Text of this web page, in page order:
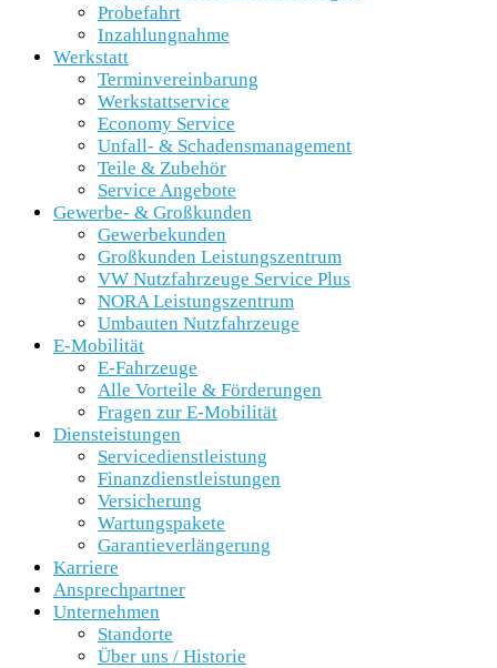
Probefahrt
Inzahlungnahme
Werkstatt
Terminvereinbarung
Werkstattservice
Economy Service
Unfall- & Schadensmanagement
Teile & Zubehör
Service Angebote
Gewerbe- & Großkunden
Gewerbekunden
Großkunden Leistungszentrum
VW Nutzfahrzeuge Service Plus
NORA Leistungszentrum
Umbauten Nutzfahrzeuge
E-Mobilität
E-Fahrzeuge
Alle Vorteile & Förderungen
Fragen zur E-Mobilität
Diensteistungen
Servicedienstleistung
Finanzdienstleistungen
Versicherung
Wartungspakete
Garantieverlängerung
Karriere
Ansprechpartner
Unternehmen
Standorte
Über uns / Historie